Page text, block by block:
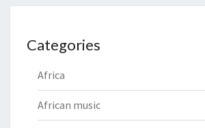
Categories
Africa
African music